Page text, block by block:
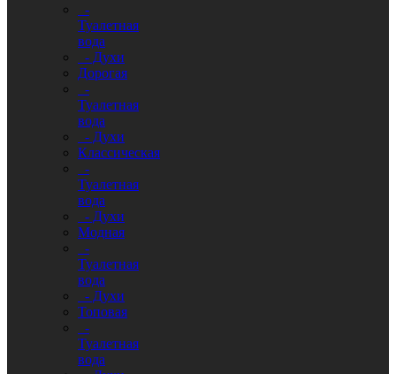
-
Туалетная
вода
- Духи
Дорогая
-
Туалетная
вода
- Духи
Классическая
-
Туалетная
вода
- Духи
Модная
-
Туалетная
вода
- Духи
Топовая
-
Туалетная
вода